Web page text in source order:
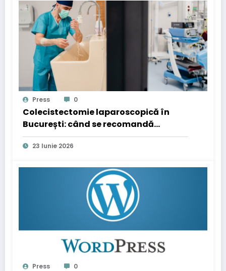
Press 0
Colecistectomie laparoscopică în
București: când se recomandă
operația de fiere
23 Iunie 2026
Press 0